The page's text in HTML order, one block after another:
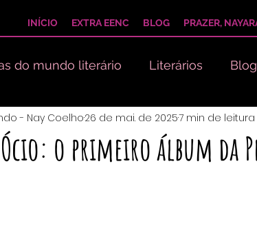
INÍCIO EXTRA EENC BLOG PRAZER,
do mundo literário Literários
- EENC
o primeiro álbum da
- Nay Coelho26 de mai. de 20257 min de leitura